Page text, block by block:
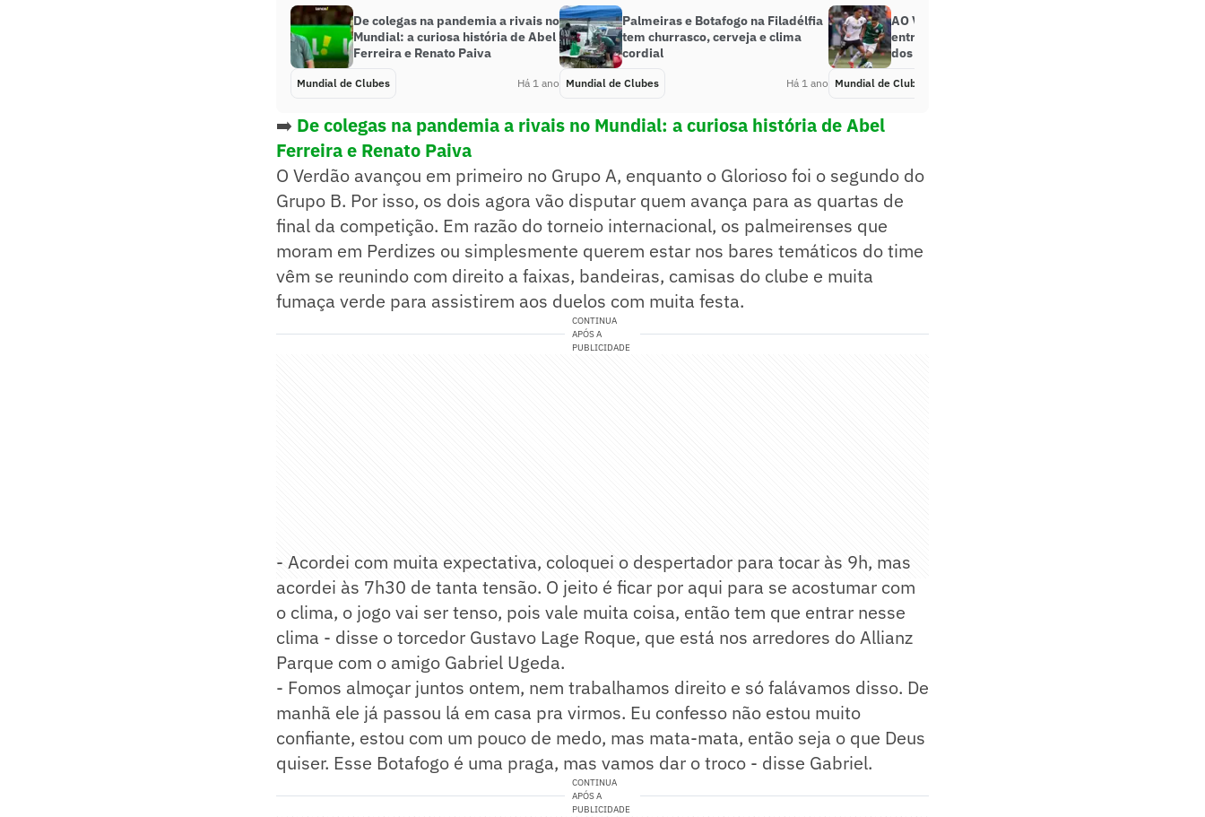
De colegas na pandemia a rivais no
Mundial: a curiosa história de Abel
Ferreira e Renato Paiva
Mundial de Clubes Há 1 ano
Palmeiras e Botafogo na Filadélfia
tem churrasco, cerveja e clima
cordial
Mundial de Clubes Há 1 ano
AO VIVO: acompanhe o pré-jogo
entre Botafogo e Palmeiras direto
dos EUA
Mundial de Clubes
➡️ De colegas na pandemia a rivais no Mundial: a curiosa história de Abel
Ferreira e Renato Paiva
O Verdão avançou em primeiro no Grupo A, enquanto o Glorioso foi o segundo do
Grupo B. Por isso, os dois agora vão disputar quem avança para as quartas de
final da competição. Em razão do torneio internacional, os palmeirenses que
moram em Perdizes ou simplesmente querem estar nos bares temáticos do time
vêm se reunindo com direito a faixas, bandeiras, camisas do clube e muita
fumaça verde para assistirem aos duelos com muita festa.
CONTINUA
APÓS A
PUBLICIDADE
- Acordei com muita expectativa, coloquei o despertador para tocar às 9h, mas
acordei às 7h30 de tanta tensão. O jeito é ficar por aqui para se acostumar com
o clima, o jogo vai ser tenso, pois vale muita coisa, então tem que entrar nesse
clima - disse o torcedor Gustavo Lage Roque, que está nos arredores do Allianz
Parque com o amigo Gabriel Ugeda.
- Fomos almoçar juntos ontem, nem trabalhamos direito e só falávamos disso. De
manhã ele já passou lá em casa pra virmos. Eu confesso não estou muito
confiante, estou com um pouco de medo, mas mata-mata, então seja o que Deus
quiser. Esse Botafogo é uma praga, mas vamos dar o troco - disse Gabriel.
CONTINUA
APÓS A
PUBLICIDADE